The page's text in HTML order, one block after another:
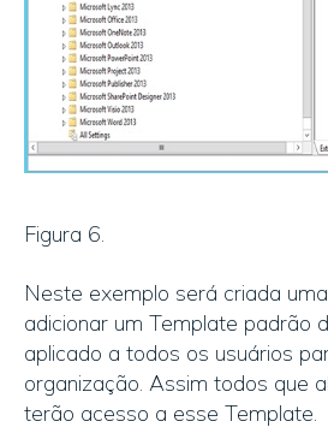
Figura 6.
Neste exemplo será criada
adicionar um Template padrão
aplicado a todos os usuários
organização. Assim todos que
terão acesso a esse Template.